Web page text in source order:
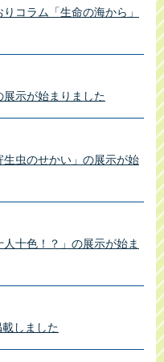
コラム「生命の海から」
示が始まりました
虫のせかい」の展示が始
十色！？」の展示が始ま
しました